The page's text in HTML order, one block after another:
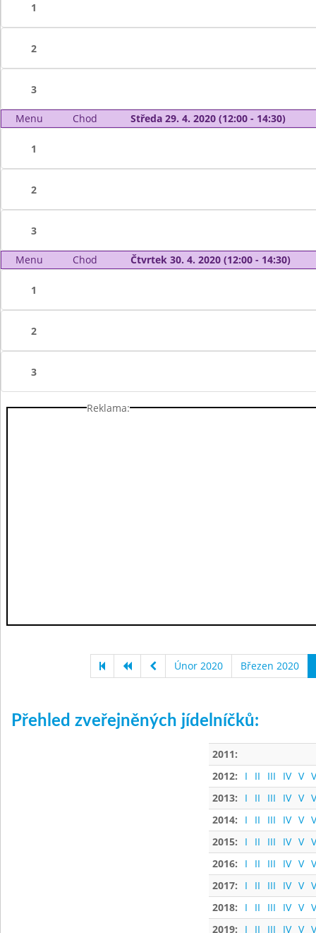
1
2
3
Menu Chod Středa 29. 4. 2020 (12:00 - 14:30)
1
2
3
Menu Chod Čtvrtek 30. 4. 2020 (12:00 - 14:30)
1
2
3
Reklama:
Únor 2020 Březen 2020
Přehled zveřejněných jídelníčků:
2011:
2012:
I II III IV V
2013:
I II III IV V
2014:
I II III IV V
2015:
I II III IV V
2016:
I II III IV V
2017:
I II III IV V
2018:
I II III IV V
2019:
I II III IV V